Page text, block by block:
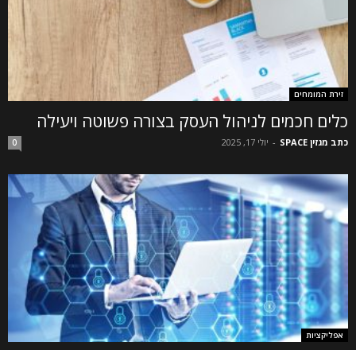
זירת המומחים
כלים חכמים לניהול העסק בצורה פשוטה ויעילה
כתב מגזין SPACE - יולי 17, 2025 0
אפליקציות